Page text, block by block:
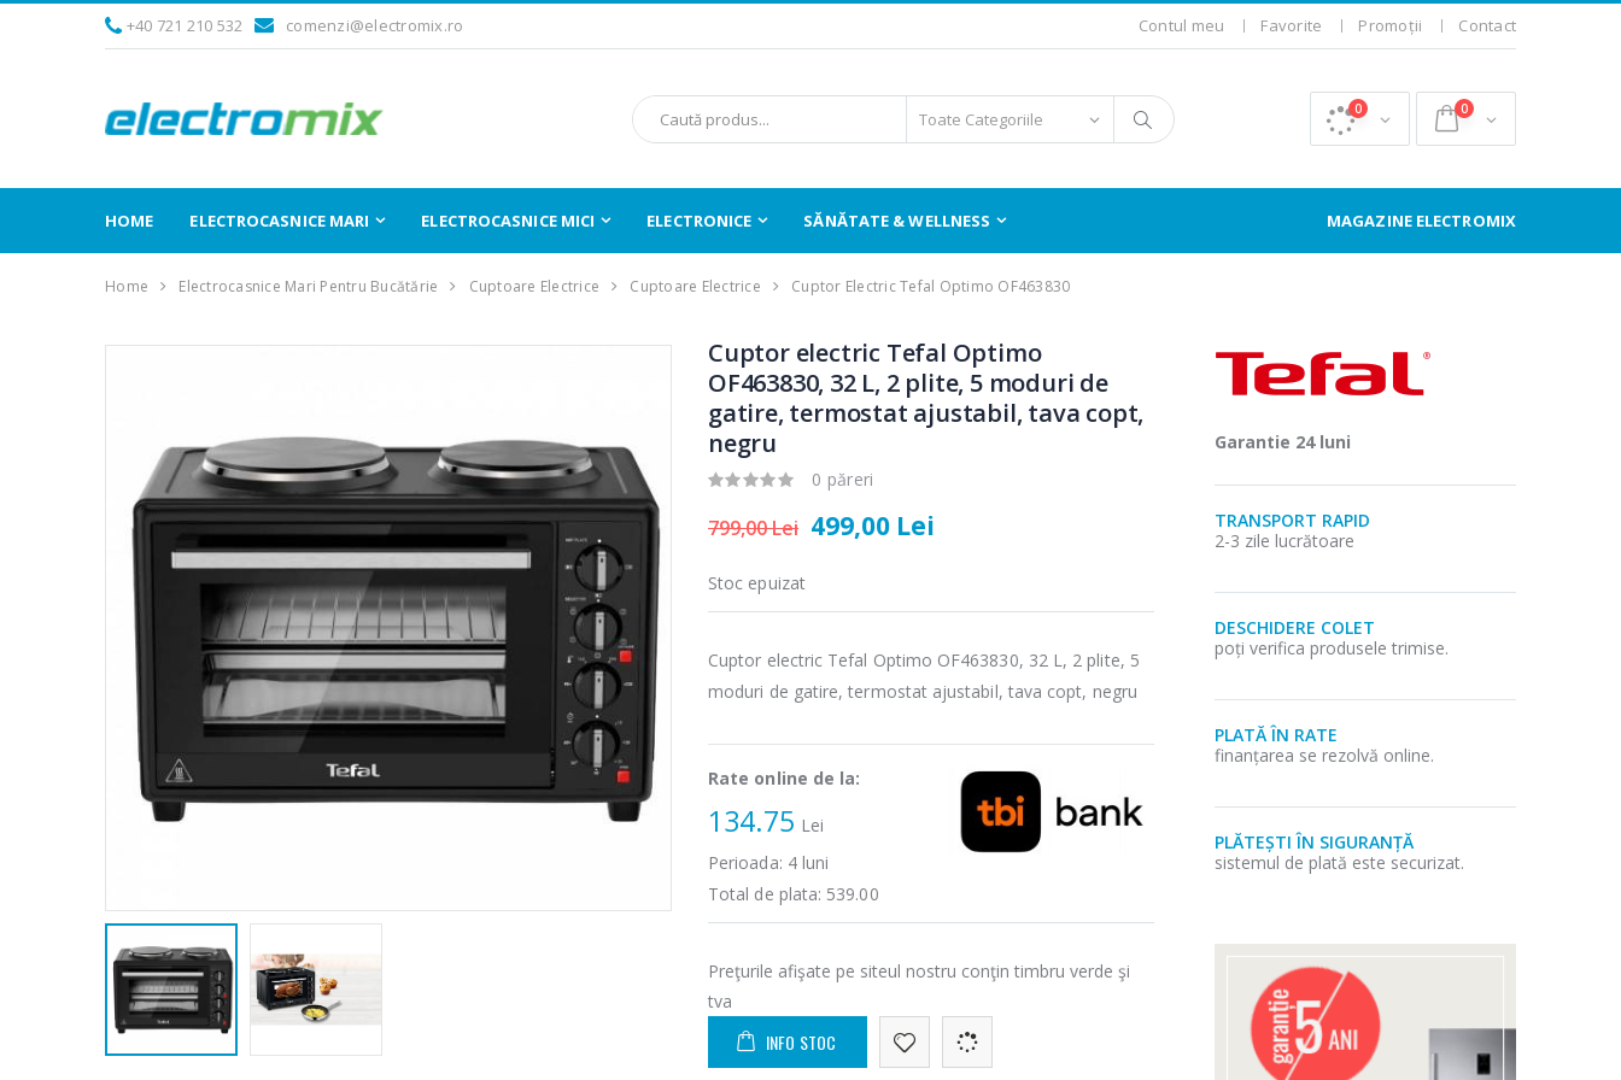
+40 721 210 532 comenzi@electromix.ro Contul meu Favorite Promoții Contact
0 0
HOME ELECTROCASNICE MARI ELECTROCASNICE MICI ELECTRONICE SĂNĂTATE & WELLNESS MAGAZINE ELECTROMIX
Home Electrocasnice Mari Pentru Bucătărie Cuptoare Electrice Cuptoare Electrice Cuptor Electric Tefal Optimo OF463830
Cuptor electric Tefal Optimo
OF463830, 32 L, 2 plite, 5 moduri de
gatire, termostat ajustabil, tava copt,
negru
0 păreri
799,00 Lei 499,00 Lei
Stoc epuizat
Cuptor electric Tefal Optimo OF463830, 32 L, 2 plite, 5
moduri de gatire, termostat ajustabil, tava copt, negru
Rate online de la:
134.75 Lei
Perioada: 4luni
Total de plata: 539.00
Preţurile afişate pe siteul nostru conţin timbru verde şi
tva
INFO STOC
Garantie 24 luni
TRANSPORT RAPID
2-3 zile lucrătoare
DESCHIDERE COLET
poți verifica produsele trimise.
PLATĂ ÎN RATE
finanțarea se rezolvă online.
PLĂTEȘTI ÎN SIGURANȚĂ
sistemul de plată este securizat.